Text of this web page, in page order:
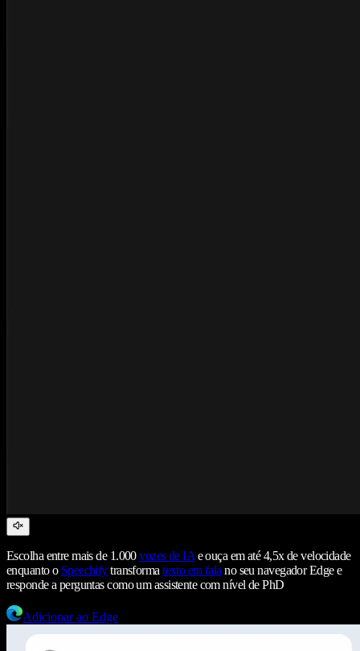
Escolha entre mais de 1.000vozes de IA e ouça em até 4,5x de velocidade
enquanto o Speechifytransformatexto em fala no seu navegador Edge e
responde a perguntas como um assistente com nível de PhD
Adicionar ao Edge